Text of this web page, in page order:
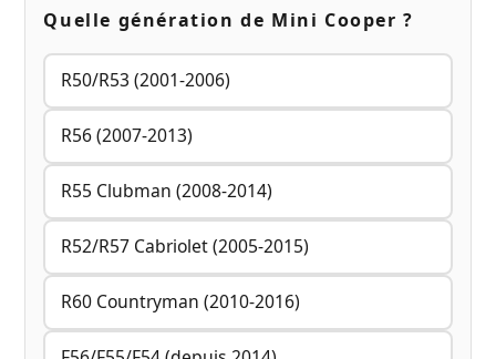
Quelle génération de Mini Cooper ?
R50/R53 (2001-2006)
R56 (2007-2013)
R55 Clubman (2008-2014)
R52/R57 Cabriolet (2005-2015)
R60 Countryman (2010-2016)